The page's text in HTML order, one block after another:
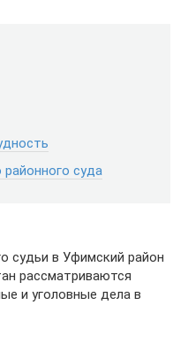
суда
судьи в Уфимский район
рассматриваются
и уголовные дела в